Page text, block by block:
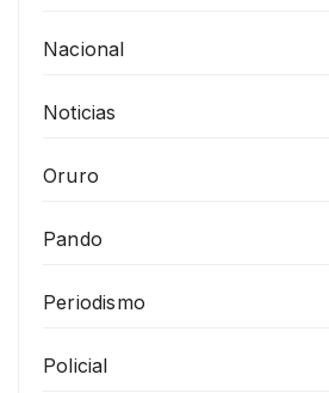
Nacional
Noticias
Oruro
Pando
Periodismo
Policial